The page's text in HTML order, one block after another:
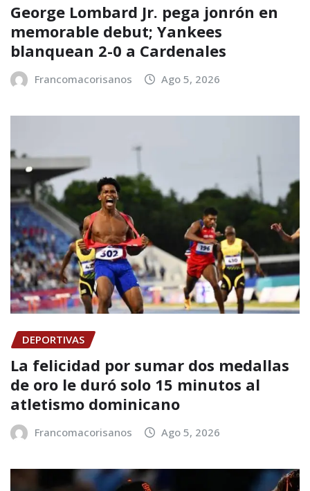
George Lombard Jr. pega jonrón en
memorable debut; Yankees
blanquean 2-0 a Cardenales
Francomacorisanos Ago 5, 2026
DEPORTIVAS
La felicidad por sumar dos medallas
de oro le duró solo 15 minutos al
atletismo dominicano
Francomacorisanos Ago 5, 2026